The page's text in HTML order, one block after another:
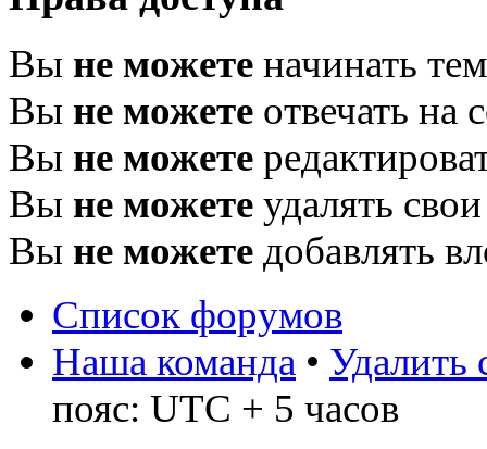
Вы не можете начинать
Вы не можете отвечать на
Вы не можете
Вы не можете удалять
Вы не можете добавлять
Список форумов
Наша команда • Удалить
пояс: UTC + 5 часов